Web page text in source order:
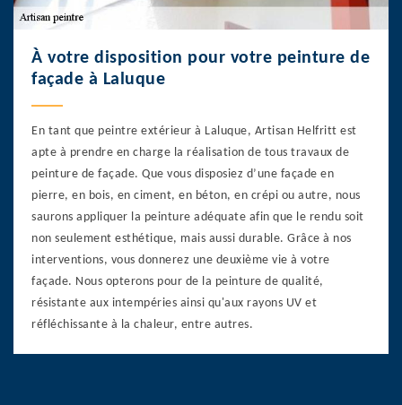
À votre disposition pour votre peinture de
façade à Laluque
En tant que peintre extérieur à Laluque, Artisan Helfritt est
apte à prendre en charge la réalisation de tous travaux de
peinture de façade. Que vous disposiez d’une façade en
pierre, en bois, en ciment, en béton, en crépi ou autre, nous
saurons appliquer la peinture adéquate afin que le rendu soit
non seulement esthétique, mais aussi durable. Grâce à nos
interventions, vous donnerez une deuxième vie à votre
façade. Nous opterons pour de la peinture de qualité,
résistante aux intempéries ainsi qu'aux rayons UV et
réfléchissante à la chaleur, entre autres.